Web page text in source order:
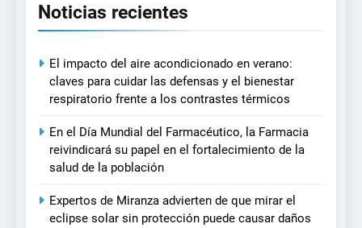
Noticias recientes
El impacto del aire acondicionado en verano:
claves para cuidar las defensas y el bienestar
respiratorio frente a los contrastes térmicos
En el Día Mundial del Farmacéutico, la Farmacia
reivindicará su papel en el fortalecimiento de la
salud de la población
Expertos de Miranza advierten de que mirar el
eclipse solar sin protección puede causar daños